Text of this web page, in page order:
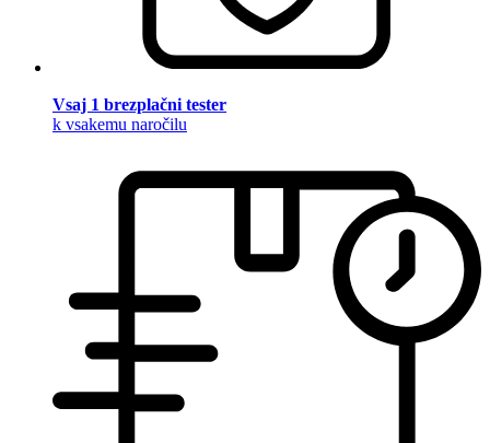
Vsaj 1 brezplačni tester
k vsakemu naročilu